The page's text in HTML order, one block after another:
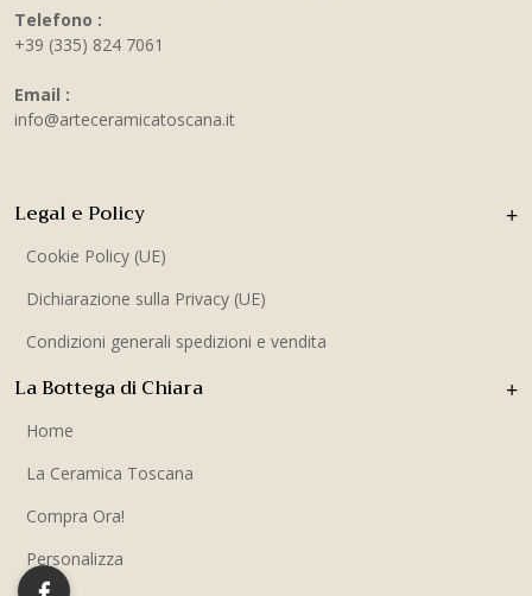
Telefono :
+39 (335) 824 7061
Email :
info@arteceramicatoscana.it
La Bottega di Chiara
Home
La Ceramica Toscana
Compra Ora!
Personalizza
Legal e Policy
Cookie Policy (UE)
Dichiarazione sulla Privacy (UE)
Condizioni generali spedizioni e vendita